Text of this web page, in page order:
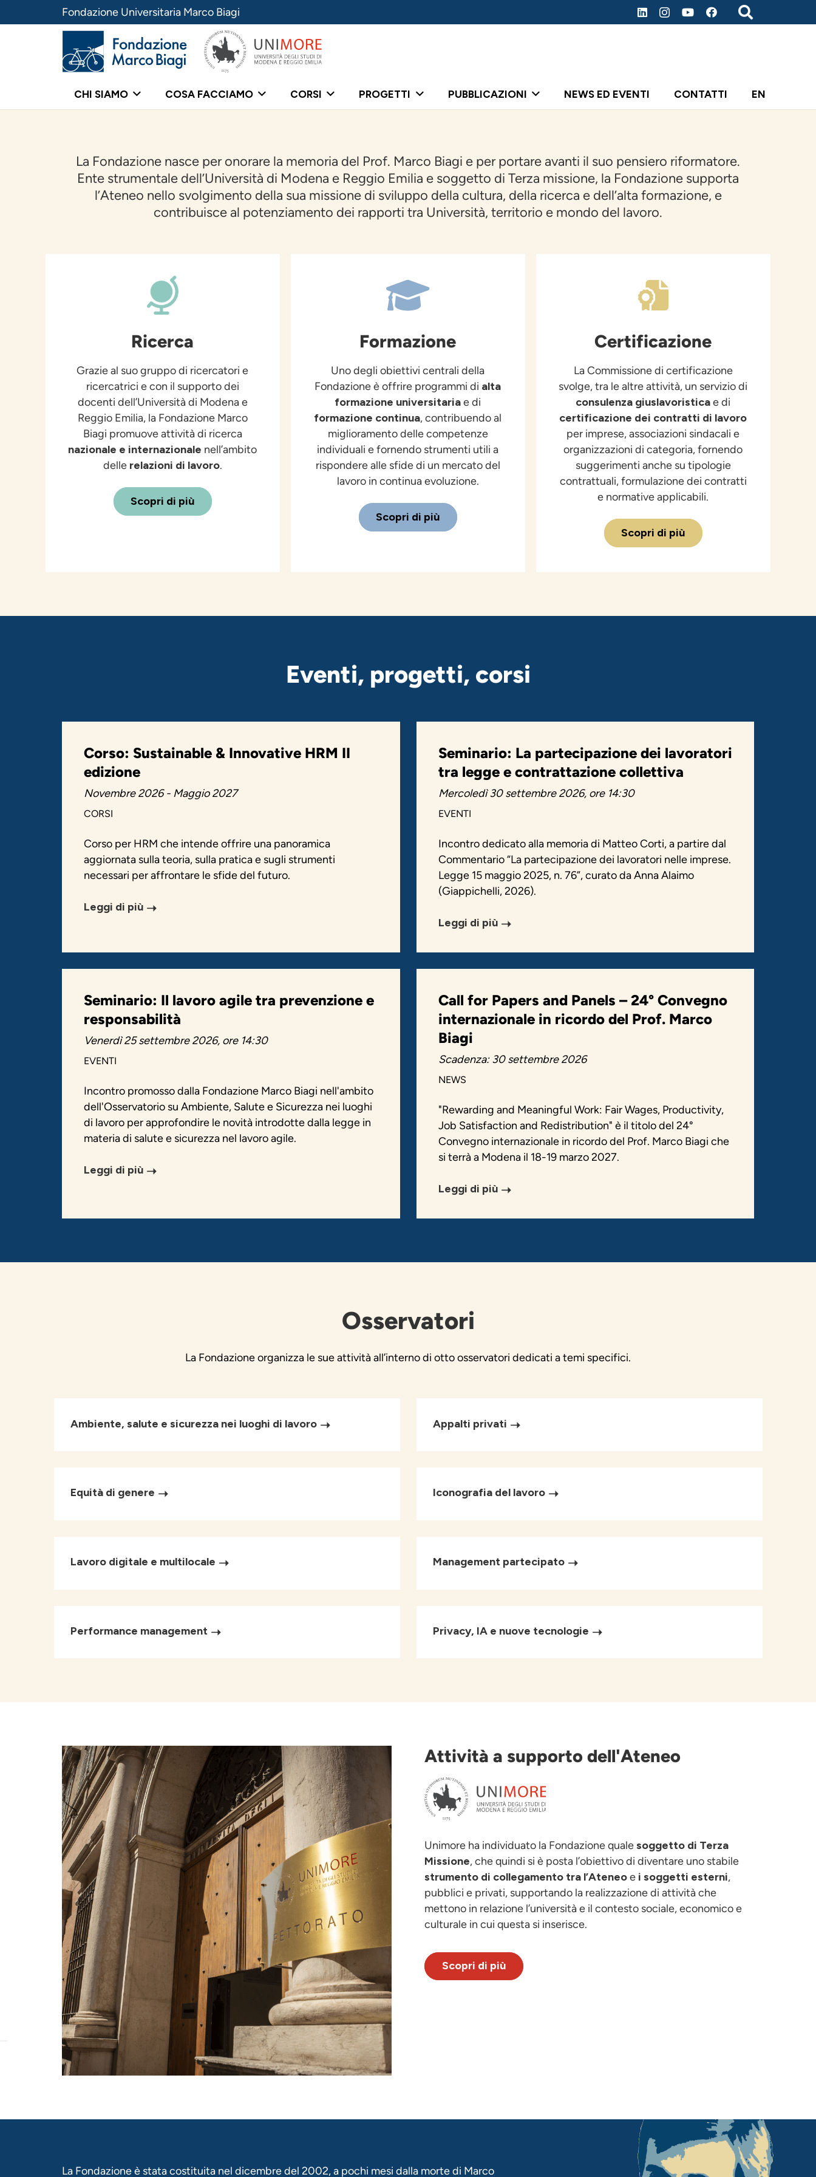
Fondazione Universitaria Marco Biagi
CHI SIAMO COSA FACCIAMO CORSI PROGETTI PUBBLICAZIONI NEWS ED EVENTI CONTATTI EN
La Fondazione nasce per onorare la memoria del Prof. Marco Biagi e per portare avanti il suo pensiero riformatore.
Ente strumentale dell’Università di Modena e Reggio Emilia e soggetto di Terza missione, la Fondazione supporta
l’Ateneo nello svolgimento della sua missione di sviluppo della cultura, della ricerca e dell’alta formazione, e
contribuisce al potenziamento dei rapporti tra Università, territorio e mondo del lavoro.
Ricerca
Grazie al suo gruppo di ricercatori e
ricercatrici e con il supporto dei
docenti dell’Università di Modena e
Reggio Emilia, la Fondazione Marco
Biagi promuove attività di ricerca
nazionale e internazionale nell’ambito
delle relazioni di lavoro.
Scopri di più
Formazione
Uno degli obiettivi centrali della
Fondazione è offrire programmi di alta
formazione universitariae di
formazione continua, contribuendo al
miglioramento delle competenze
individuali e fornendo strumenti utili a
rispondere alle sfide di un mercato del
lavoro in continua evoluzione.
Scopri di più
Certificazione
La Commissione di certificazione
svolge, tra le altre attività, un servizio di
consulenza giuslavoristicae di
certificazione dei contratti di lavoro
per imprese, associazioni sindacali e
organizzazioni di categoria, fornendo
suggerimenti anche su tipologie
contrattuali, formulazione dei contratti
e normative applicabili.
Scopri di più
Eventi, progetti, corsi
Corso: Sustainable & Innovative HRM II
edizione
Novembre 2026 - Maggio 2027
CORSI
Corso per HRM che intende offrire una panoramica
aggiornata sulla teoria, sulla pratica e sugli strumenti
necessari per affrontare le sfide del futuro.
Leggi di più
Seminario: La partecipazione dei lavoratori
tra legge e contrattazione collettiva
Mercoledì 30 settembre 2026, ore 14:30
EVENTI
Incontro dedicato alla memoria di Matteo Corti, a partire dal
Commentario “La partecipazione dei lavoratori nelle imprese.
Legge 15 maggio 2025, n. 76”, curato da Anna Alaimo
(Giappichelli, 2026).
Leggi di più
Seminario: Il lavoro agile tra prevenzione e
responsabilità
Venerdì 25 settembre 2026, ore 14:30
EVENTI
Incontro promosso dalla Fondazione Marco Biagi nell'ambito
dell'Osservatorio su Ambiente, Salute e Sicurezza nei luoghi
di lavoro per approfondire le novità introdotte dalla legge in
materia di salute e sicurezza nel lavoro agile.
Leggi di più
Call for Papers and Panels – 24° Convegno
internazionale in ricordo del Prof. Marco
Biagi
Scadenza: 30 settembre 2026
NEWS
"Rewarding and Meaningful Work: Fair Wages, Productivity,
Job Satisfaction and Redistribution" è il titolo del 24°
Convegno internazionale in ricordo del Prof. Marco Biagi che
si terrà a Modena il 18-19 marzo 2027.
Leggi di più
Osservatori
La Fondazione organizza le sue attività all’interno di otto osservatori dedicati a temi specifici.
Ambiente, salute e sicurezza nei luoghi di lavoro Appalti privati
Equità di genere Iconografia del lavoro
Lavoro digitale e multilocale Management partecipato
Performance management Privacy, IA e nuove tecnologie
Attività a supporto dell'Ateneo
Unimore ha individuato la Fondazione qualesoggetto di Terza
Missione, che quindi si è posta l’obiettivo di diventare uno stabile
strumento di collegamento tra l’Ateneoe i soggetti esterni,
pubblici e privati, supportando la realizzazione di attività che
mettono in relazione l’università e il contesto sociale, economico e
culturale in cui questa si inserisce.
Scopri di più
La Fondazione è stata costituita nel dicembre del 2002, a pochi mesi dalla morte di Marco